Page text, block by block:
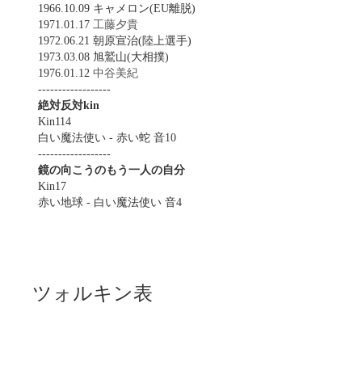
1966.10.09 キャメロン(EU離脱)
1971.01.17 工藤夕貴
1972.06.21 朝原宣治(陸上選手)
1973.03.08 旭鷲山(大相撲)
1976.01.12 中谷美紀
------------------
絶対反対kin
Kin114
白い魔法使い - 赤い蛇 音10
------------------
鏡の向こうのもう一人の自分
Kin17
赤い地球 - 白い魔法使い 音4
ツォルキン表